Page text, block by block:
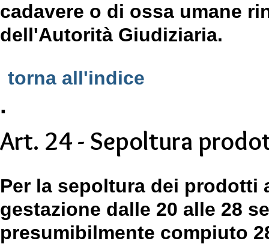
cadavere o di ossa umane
dell'Autorità Giudiziaria.
torna all'indice
.
Art. 24 - Sepoltura
Per la sepoltura dei prodotti
gestazione dalle 20 alle 28
presumibilmente compiuto